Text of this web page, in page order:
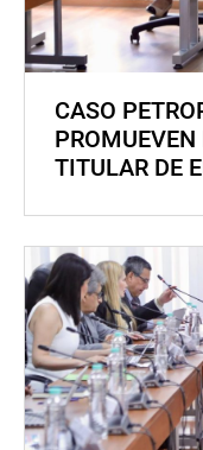
CASO
TITULAR DE